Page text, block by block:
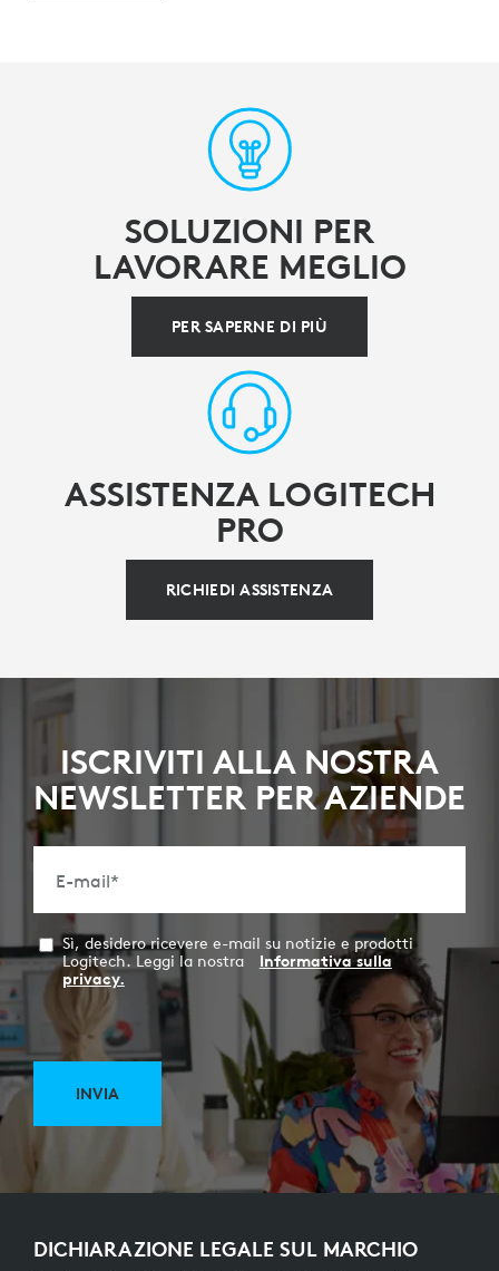
SOLUZIONI PER
LAVORARE MEGLIO
PER SAPERNE DI PIÙ
ASSISTENZA LOGITECH
PRO
RICHIEDI ASSISTENZA
ISCRIVITI ALLA NOSTRA
NEWSLETTER PER AZIENDE
E-mail*
Sì, desidero ricevere e-mail su notizie e prodotti
Logitech. Leggi la nostra
Informativa sulla
privacy.
INVIA
DICHIARAZIONE LEGALE SUL MARCHIO